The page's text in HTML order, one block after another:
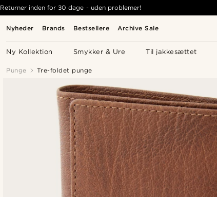
Nyheder Brands Bestsellere Archive Sale
Ny Kollektion Smykker & Ure Til jakkesættet
Returner inden for 30 dage - uden problemer!
Punge Tre-foldet punge